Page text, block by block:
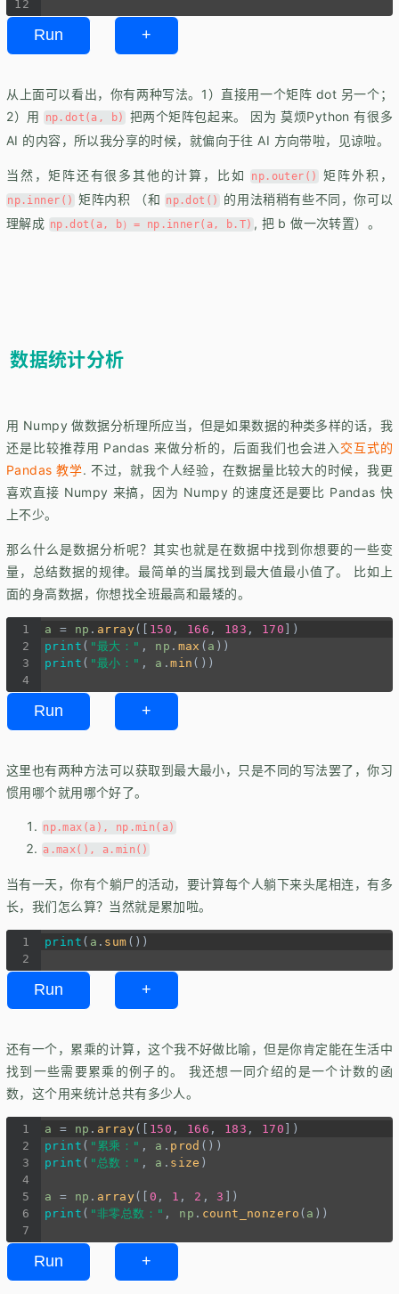
12
Run +
从上面可以看出，你有两种写法。1）直接用一个矩阵 dot 另一个；
2）用
np.dot(a, b)
把两个矩阵包起来。 因为 莫烦Python 有很多
AI 的内容，所以我分享的时候，就偏向于往 AI 方向带啦，见谅啦。
当然，矩阵还有很多其他的计算，比如 np.outer() 矩阵外积，
np.inner() 矩阵内积 （和 np.dot()
的用法稍稍有些不同，你可以
理解成 np.dot(a, b）= np.inner(a, b.T) , 把 b 做一次转置）。
数据统计分析
用 Numpy 做数据分析理所应当，但是如果数据的种类多样的话，我
还是比较推荐用 Pandas 来做分析的，后面我们也会进入 交互式的
Pandas 教学. 不过，就我个人经验，在数据量比较大的时候，我更
喜欢直接 Numpy 来搞，因为 Numpy 的速度还是要比 Pandas 快
上不少。
那么什么是数据分析呢？其实也就是在数据中找到你想要的一些变
量，总结数据的规律。最简单的当属找到最大值最小值了。 比如上
面的身高数据，你想找全班最高和最矮的。
1 a = np . array([ 150 , 166 , 183 , 170 ])
2
print ( "最大：" , np . max ( a ))
3
print ( "最小：" , a .min ())
4
Run +
这里也有两种方法可以获取到最大最小，只是不同的写法罢了，你习
惯用哪个就用哪个好了。
np.max(a), np.min(a)
a.max(), a.min()
当有一天，你有个躺尸的活动，要计算每个人躺下来头尾相连，有多
长，我们怎么算？当然就是累加啦。
1 print ( a . sum ())
2
Run +
还有一个，累乘的计算，这个我不好做比喻，但是你肯定能在生活中
找到一些需要累乘的例子的。 我还想一同介绍的是一个计数的函
数，这个用来统计总共有多少人。
1 a = np . array([ 150 , 166 , 183 , 170 ])
2
print ( "累乘：" , a . prod ())
3
print ( "总数：" , a . size )
4
5
a = np . array ([ 0 , 1 , 2 , 3
])
6
print ( "非零总数：" , np . count_nonzero ( a ))
7
Run +